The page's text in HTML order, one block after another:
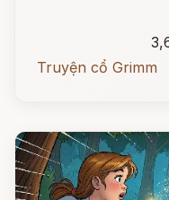
Truyện cổ Grimm